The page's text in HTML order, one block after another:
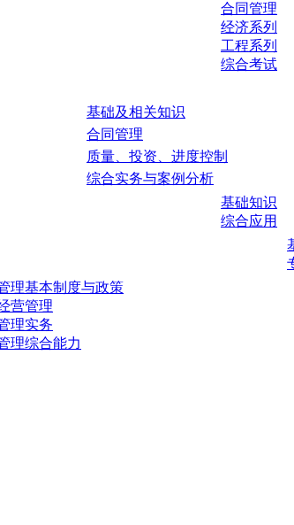
合同管理
经济系列
工程系列
综合考试
基础及相关知识
合同管理
质量、投资、进度控制
综合实务与案例分析
基础知识
综合应用
理基本制度与政策
营管理
理实务
理综合能力